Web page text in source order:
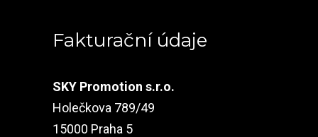
Fakturační údaje
SKY Promotion s.r.o.
Holečkova 789/49
15000 Praha 5